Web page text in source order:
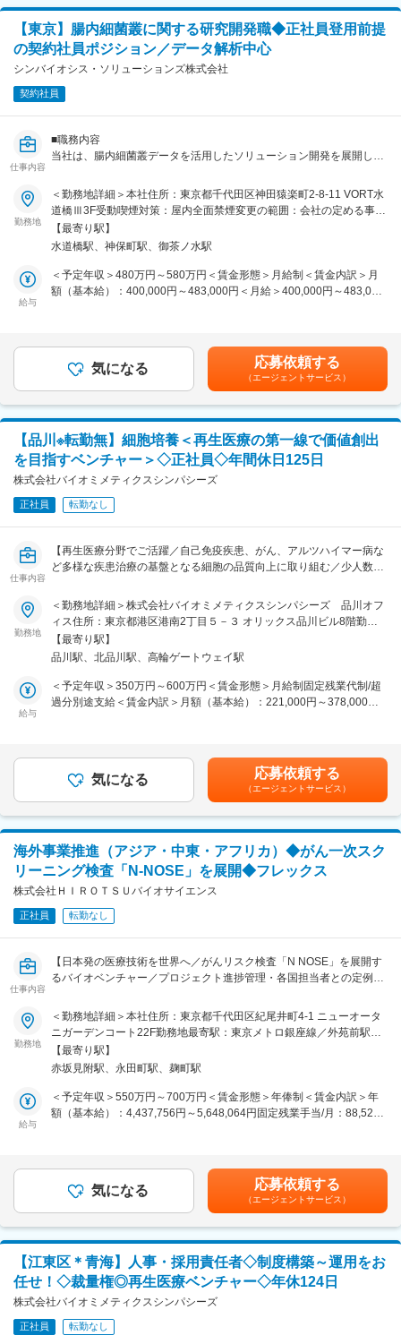
■業界の強み
医療面において遺伝子レベルでの治療や薬剤開発等、バイオテクノロ
ジーの役割が大きく求められている分野での進展に注目が集まってお
ります。特にがん治療については、発生原因の特定や治療に効果のあ
る物質の発見といった、企業や関連機関による研究成果が連日のよう
にニュースで取り上げられております。国内製薬各社においては、抗
も大きな期待が寄せられていくことが予測されます。
■ゆくゆくお任せする業務：
経験・適性に応じて、個別研究プロジェクトのリーダーとして、テー
担当いただきます。
また、医療機関向け「SYMGRAM」や一般向け「健腸ナビ」など、既
データを活用した新たなソリューション創出にも携わる事ができま
す。
■組織体制：
配属部署は計9名の少数精鋭チームで、男性2名・女性7名と、女性が
多く活躍している組織です（2026年7月時点）。お互いに相談しやす
いフラットな雰囲気で、専門分野やバックグラウンドの異なるメンバ
やすい環境です。
示する世界初のサービスを展開しています。医療機関向け・一般向け
の両サービスを手がけているため、研究の成果が社会に届く実感を得
やすいことも魅力です。残業は繁忙期でも月10時間程度と少なく、産
休・育休取得実績、在宅勤務や時短勤務の相談も可能で、研究職であ
りながらワークライフバランスを大切にしながら働けます。
変更の範囲：会社の定める業務
【東京】腸内細菌叢に関する研究開発職◆正社員登用前提
の契約社員ポジション／データ解析中心
シンバイオシス・ソリューションズ株式会社
契約社員
仕事内容
■職務内容
当社は、腸内細菌叢データを活用したソリューション開発を展開して
品摂取による腸内細菌叢への影響などに関する研究、腸内細菌叢検
査・分析サービスの開発を担当していただきます。
なお、研究・開発業務は、実験室での機器操作ではなく、オフィスで
のコンピューターを用いた研究計画（臨床試験を含む）・管理、デー
タ解析、報告書作成などが中心となります。
■職務詳細
・腸内細菌叢と疾病の関連に関する研究
・データ解析、結果報告書の作成
・学会・外部向けの成果発表
・腸内細菌叢の検査、分析サービスの開発
入社後は、部署メンバーが業務内容を丁寧にレクチャーします。
腸内細菌叢に関する専門知識に不安がある方も、入社後のフォロー体
制が整っているため安心して業務を開始いただけます。
業務内容を理解いただいた後は、個別の研究プロジェクトを段階的に
■ワークライフバランス
産休・育休の取得実績もあり、在宅勤務制度や時短勤務もご相談可能
です。
■組織構成
配属部署は9名体制で、男性2名・女性7名で構成されています。
（2026年7月時点）
■当社のサービス
医療機関向け腸内細菌叢検査サービス「SYMGRAM（シングラ
これらは、腸内細菌叢をもとに疾病リスクや改善指針を提示する世界
初のサービスです。
■当社のビジョン
当社は、日本最大級の腸内細菌叢解析データベースと独自のデータマ
イニング技術を強みに、食品摂取による腸内細菌叢の制御を通じて疾
病を予防・改善する新たなソリューションの開発に取り組み、腸内細
菌叢検査サービスの社会実装を通じて、誰もが健やかに毎日を過ごす
ことができる社会の実現を目指しています。
勤務地
＜勤務地詳細＞本社住所：東京都千代田区神田猿楽町2-8-11 VORT水
道橋Ⅲ3F受動喫煙対策：屋内全面禁煙変更の範囲：会社の定める事業
所【最寄り駅】
水道橋駅、神保町駅、御茶ノ水駅
給与
＜予定年収＞480万円～580万円＜賃金形態＞月給制＜賃金内訳＞月
額（基本給）：400,000円～483,000円＜月給＞400,000円～483,000
より、原則として正社員（無期雇用）転属時に給与を加算して再提示
いたします。・業務手当あり、資格・学位による手当あり・昇給あり
賃金はあくまでも目安の金額であり、選考を通じて上下する可能性が
あります。月給(月額)は固定手当を含めた表記です。
気になる 応募依頼する
（エージェントサービス）
【品川※転勤無】細胞培養＜再生医療の第一線で価値創出
を目指すベンチャー＞◇正社員◇年間休日125日
株式会社バイオミメティクスシンパシーズ
正社員 転勤なし
仕事内容
【再生医療分野でご活躍／自己免疫疾患、がん、アルツハイマー病な
ど多様な疾患治療の基盤となる細胞の品質向上に取り組む／少人数の
■業務概要
当社は再生医療分野において、独自開発したヒトおよび動物由来成分
不含有（AOF）培地を用いた間葉系幹細胞の培養技術で業界をリード
しています。本ポジションでは、製造課の一員としてクリーンルーム
内での細胞培養や細胞製品の品質管理、医療機関への技術支援・コン
サルティング等を通じ、再生医療の発展に貢献いただきます。
の作業をメインに、培養作業記録・標準手順書の作成、細胞資材や備
品管理、施設内の清掃管理、さらに他医療機関への技術移転や技術コ
ンサルティング支援を行います。
善提案も積極的に行える環境です。
■組織構成
など実力主義の組織です。
現担当者によるOJTを中心に実務習得をサポート。業務の幅が広いた
め、成長機会も豊富です。
リア形成が可能です。
■就業環境
完全週休2日制（土日祝）・年間休日124日・社会保険完備。育児休暇
■業務の魅力
再生医療の第一線で「世界に1つ」の価値創出を目指すベンチャー企
業。特許取得多数、技術力と事業成長性が強みです。
変更の範囲：会社の定める業務
勤務地
＜勤務地詳細＞株式会社バイオミメティクスシンパシーズ 品川オフ
ィス住所：東京都港区港南2丁目５－３ オリックス品川ビル8階勤務
地最寄駅：JR線／品川駅受動喫煙対策：敷地内全面禁煙変更の範囲：
会社の定める事業所
【最寄り駅】
品川駅、北品川駅、高輪ゲートウェイ駅
給与
＜予定年収＞350万円～600万円＜賃金形態＞月給制固定残業代制/超
過分別途支給＜賃金内訳＞月額（基本給）：221,000円～378,000円
補足＞賃金はあくまでも目安の金額であり、選考を通じて上下する可
能性があります。賃金はあくまでも目安の金額であり、選考を通じて
上下する可能性があります。月給(月額)は固定手当を含めた表記で
す。
気になる 応募依頼する
（エージェントサービス）
海外事業推進（アジア・中東・アフリカ）◆がん一次スク
リーニング検査「N-NOSE」を展開◆フレックス
株式会社ＨＩＲＯＴＳＵバイオサイエンス
正社員 転勤なし
仕事内容
【日本発の医療技術を世界へ／がんリスク検査「N NOSE」を展開す
るバイオベンチャー／プロジェクト進捗管理・各国担当者との定例連
■会社・事業紹介
HIROTSUバイオサイエンスは、線虫の嗅覚を活用した世界でも類の
ないがんリスク検査「N NOSE」を展開するバイオベンチャーです。
現在、アジア・中東・アフリカを中心に海外展開を加速中。各国の企
業・医療機関・行政機関と連携し、「日本発の医療技術を世界へ」と
いう使命のもと、グローバルなビジネスモデルの構築を推進していま
す。
複数国でのトライアル・パートナー交渉がすでに動き始めており、海
外事業部長とともに、アジア・中東・アフリカ地域の実務進行を担う
メンバーが至急必要です。検査センターや社内各部門は英語対応が困
■業務内容
海外事業部長のもとで、以下の業務を担当していただきます。
・各国パートナー・仲介者・医療機関とのコミュニケーション対応
・プロジェクト進捗管理・各国担当者との定例連携
勤務地
＜勤務地詳細＞本社住所：東京都千代田区紀尾井町4-1 ニューオータ
ニガーデンコート22F勤務地最寄駅：東京メトロ銀座線／外苑前駅受
動喫煙対策：屋内全面禁煙変更の範囲：会社の定める事業所（リモー
トワーク含む）
【最寄り駅】
赤坂見附駅、永田町駅、麹町駅
給与
＜予定年収＞550万円～700万円＜賃金形態＞年俸制＜賃金内訳＞年
額（基本給）：4,437,756円～5,648,064円固定残業手当/月：88,520
り（年に一度）管理監督者となる場合、残業代支給なし。年収：600
～700万円、基本給：500,000～583,333円となります。賃金はあくま
でも目安の金額であり、選考を通じて上下する可能性があります。月
給(月額)は固定手当を含めた表記です。
気になる 応募依頼する
（エージェントサービス）
【江東区＊青海】人事・採用責任者◇制度構築～運用をお
任せ！◇裁量権◎再生医療ベンチャー◇年休124日
株式会社バイオミメティクスシンパシーズ
正社員 転勤なし